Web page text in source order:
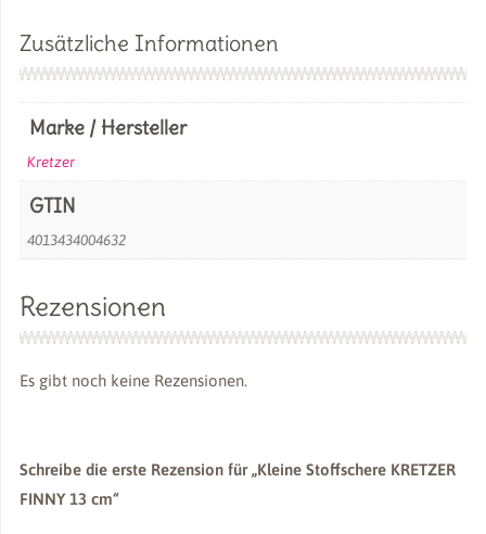
Zusätzliche Informationen
Marke / Hersteller
Kretzer
GTIN
4013434004632
Rezensionen
Es gibt noch keine Rezensionen.
Schreibe die erste Rezension für „Kleine Stoffschere KRETZER
FINNY 13 cm“